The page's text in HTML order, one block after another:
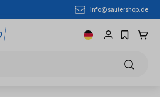
info@sautershop.de